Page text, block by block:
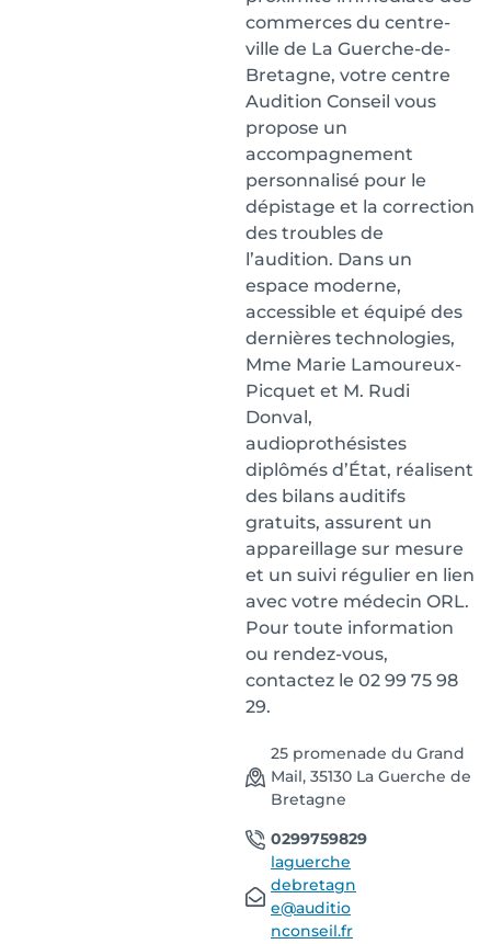
commerces du centre-
ville de La Guerche-de-
Bretagne, votre centre
Audition Conseil vous
propose un
accompagnement
personnalisé pour le
dépistage et la correction
des troubles de
l’audition. Dans un
espace moderne,
accessible et équipé des
dernières technologies,
Mme Marie Lamoureux-
Picquet et M. Rudi
Donval,
audioprothésistes
diplômés d’État, réalisent
des bilans auditifs
gratuits, assurent un
appareillage sur mesure
et un suivi régulier en lien
avec votre médecin ORL.
Pour toute information
ou rendez-vous,
contactez le 02 99 75 98
29.
25 promenade du Grand
Mail, 35130 La Guerche de
Bretagne
0299759829
laguerche
debretagn
e@auditio
nconseil.fr